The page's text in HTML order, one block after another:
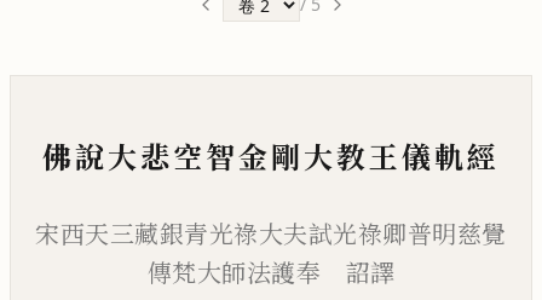
佛說大悲空智金剛大教王儀軌經
宋西天三藏銀青光祿大夫試光祿卿普明慈覺
傳梵大師法護奉 詔譯